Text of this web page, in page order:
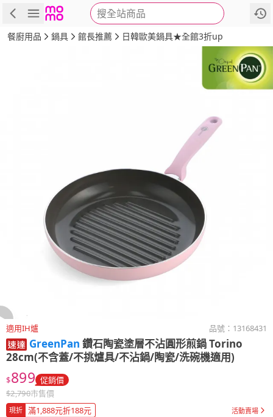
搜全站商品
商品 評價 詳情
餐廚用品 鍋具 館長推薦 日韓歐美鍋具★全館3折up
適用IH爐 品號： 13168431
GreenPan 鑽石陶瓷塗層不沾圓形煎鍋 Torino
28cm(不含蓋/不挑爐具/不沾鍋/陶瓷/洗碗機適用)
$899 促銷價
$2,790市售價
現折 滿1,888元折188元 活動賣場